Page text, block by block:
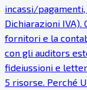
incassi/
Dichiarazioni
fornitori e la
con gli auditors
fideiussioni e
5 risorse. Perché